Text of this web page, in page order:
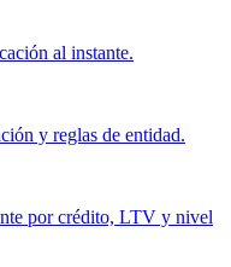
al instante.
y reglas de entidad.
por crédito, LTV y nivel